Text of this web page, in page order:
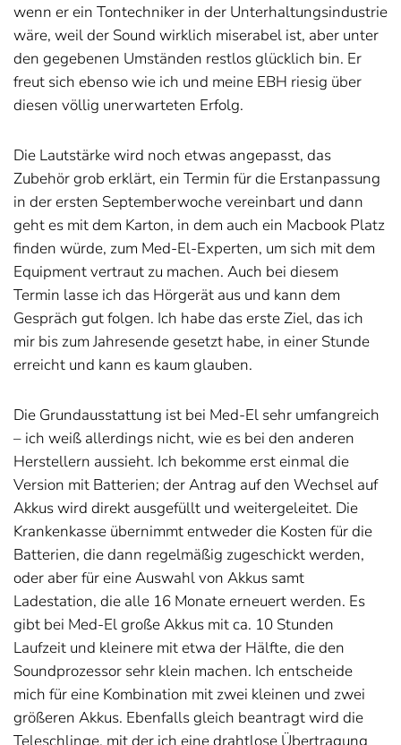
wenn er ein Tontechniker in der Unterhaltungsindustrie
wäre, weil der Sound wirklich miserabel ist, aber unter
den gegebenen Umständen restlos glücklich bin. Er
freut sich ebenso wie ich und meine EBH riesig über
diesen völlig unerwarteten Erfolg.
Die Lautstärke wird noch etwas angepasst, das
Zubehör grob erklärt, ein Termin für die Erstanpassung
in der ersten Septemberwoche vereinbart und dann
geht es mit dem Karton, in dem auch ein Macbook Platz
finden würde, zum Med-El-Experten, um sich mit dem
Equipment vertraut zu machen. Auch bei diesem
Termin lasse ich das Hörgerät aus und kann dem
Gespräch gut folgen. Ich habe das erste Ziel, das ich
mir bis zum Jahresende gesetzt habe, in einer Stunde
erreicht und kann es kaum glauben.
Die Grundausstattung ist bei Med-El sehr umfangreich
– ich weiß allerdings nicht, wie es bei den anderen
Herstellern aussieht. Ich bekomme erst einmal die
Version mit Batterien; der Antrag auf den Wechsel auf
Akkus wird direkt ausgefüllt und weitergeleitet. Die
Krankenkasse übernimmt entweder die Kosten für die
Batterien, die dann regelmäßig zugeschickt werden,
oder aber für eine Auswahl von Akkus samt
Ladestation, die alle 16 Monate erneuert werden. Es
gibt bei Med-El große Akkus mit ca. 10 Stunden
Laufzeit und kleinere mit etwa der Hälfte, die den
Soundprozessor sehr klein machen. Ich entscheide
mich für eine Kombination mit zwei kleinen und zwei
größeren Akkus. Ebenfalls gleich beantragt wird die
Teleschlinge, mit der ich eine drahtlose Übertragung